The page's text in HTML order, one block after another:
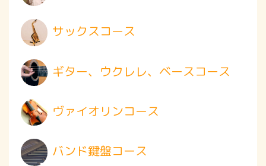
サックスコース
ギター、ウクレレ、ベースコース
ヴァイオリンコース
バンド鍵盤コース